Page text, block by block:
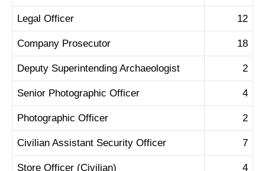
Legal Officer 12
Company Prosecutor 18
Deputy Superintending Archaeologist 2
Senior Photographic Officer 4
Photographic Officer 2
Civilian Assistant Security Officer 7
Store Officer (Civilian) 4